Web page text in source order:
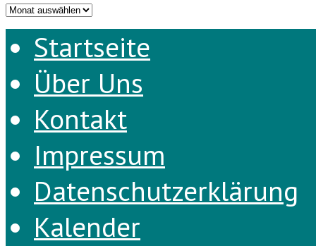
Archiv
Startseite
Über Uns
Kontakt
Impressum
Datenschutzerklärung
Kalender